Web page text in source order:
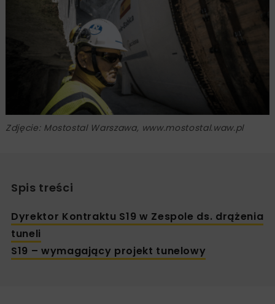
Zdjęcie: Mostostal Warszawa, www.mostostal.waw.pl
Spis treści
Dyrektor Kontraktu S19 w Zespole ds. drążenia
tuneli
S19 – wymagający projekt tunelowy